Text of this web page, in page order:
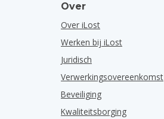
Over
Over iLost
Werken bij iLost
Juridisch
Verwerkingsovereenkomst
Beveiliging
Kwaliteitsborging